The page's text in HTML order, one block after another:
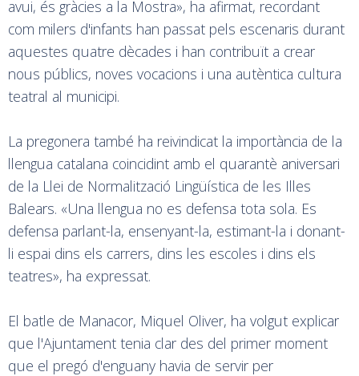
avui, és gràcies a la Mostra», ha afirmat, recordant
com milers d'infants han passat pels escenaris durant
aquestes quatre dècades i han contribuït a crear
nous públics, noves vocacions i una autèntica cultura
teatral al municipi.
La pregonera també ha reivindicat la importància de la
llengua catalana coincidint amb el quarantè aniversari
de la Llei de Normalització Lingüística de les Illes
Balears. «Una llengua no es defensa tota sola. Es
defensa parlant-la, ensenyant-la, estimant-la i donant-
li espai dins els carrers, dins les escoles i dins els
teatres», ha expressat.
El batle de Manacor, Miquel Oliver, ha volgut explicar
que l'Ajuntament tenia clar des del primer moment
que el pregó d'enguany havia de servir per